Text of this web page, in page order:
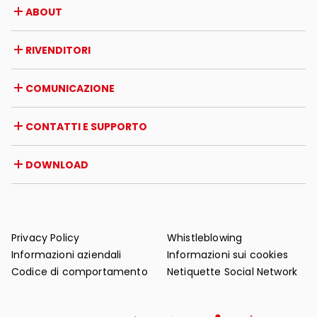
ABOUT
Premi e riconoscimenti
Opportunità di lavoro
Certificazioni
RIVENDITORI
Estero
Iniziative dei rivenditori
COMUNICAZIONE
News
Rassegna stampa
CONTATTI E SUPPORTO
Garanzia
Supporto post-vendita
DOWNLOAD
Privacy Policy
Informazioni aziendali
Codice di comportamento
Whistleblowing
Informazioni sui cookies
Netiquette Social Network